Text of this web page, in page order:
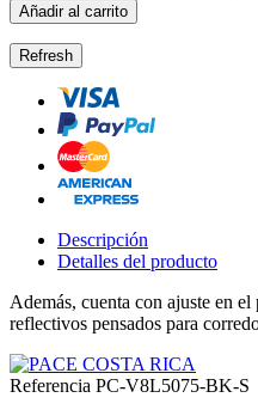
Añadir al carrito
Descripción
Detalles del producto
Además, cuenta con ajuste en
reflectivos pensados para
Referencia PC-V8L5075-BK-S